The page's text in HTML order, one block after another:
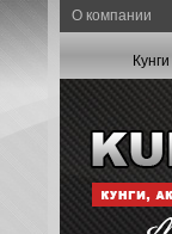
О компании
Кунги